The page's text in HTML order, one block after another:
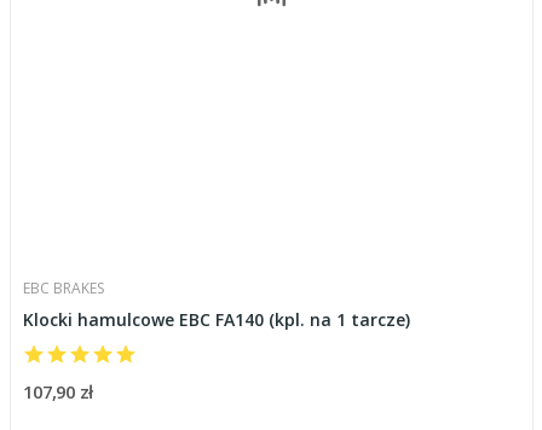
EBC BRAKES
Klocki hamulcowe EBC FA140 (kpl. na 1 tarcze)
107,90 zł